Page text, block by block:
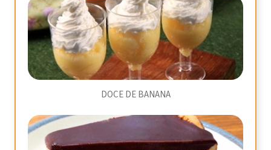
DOCE DE BANANA